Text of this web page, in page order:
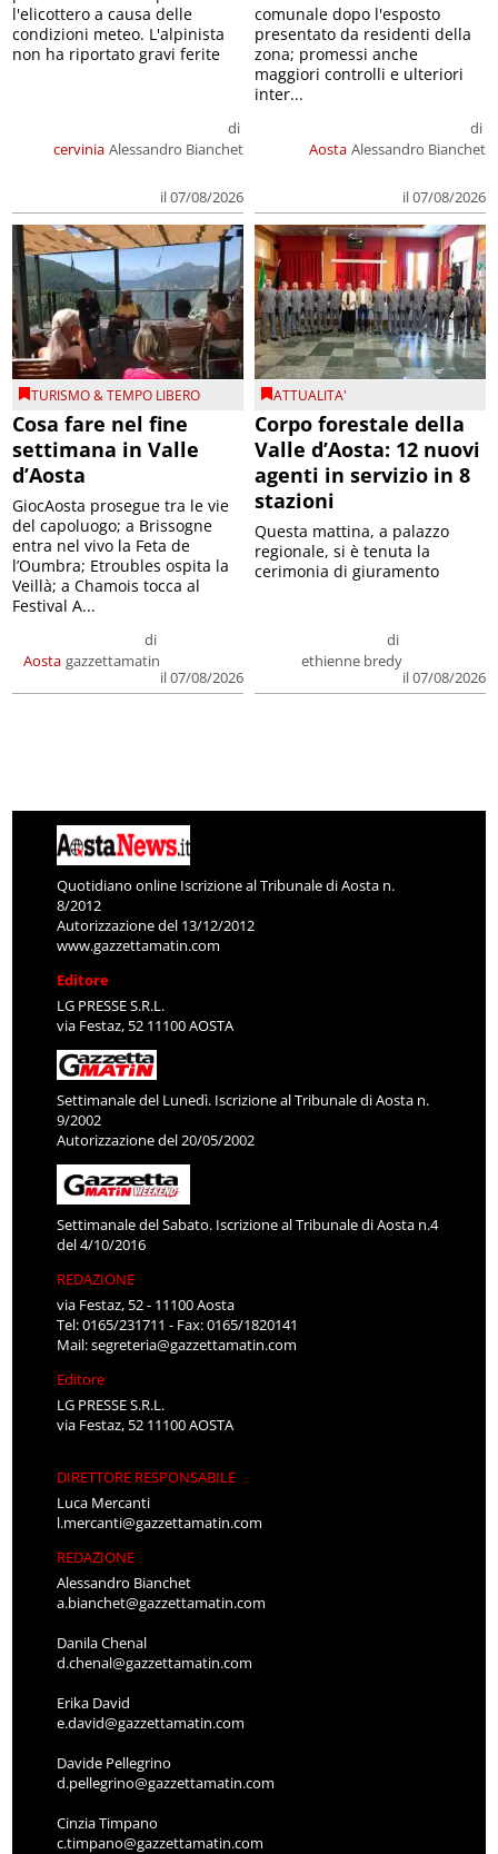
cervinia
di
Alessandro Bianchet
il 07/08/2026
l'elicottero a causa delle
condizioni meteo. L'alpinista
non ha riportato gravi ferite
Aosta
di
Alessandro Bianchet
il 07/08/2026
comunale dopo l'esposto
presentato da residenti della
zona; promessi anche
maggiori controlli e ulteriori
inter...
TURISMO & TEMPO LIBERO
Cosa fare nel fine
settimana in Valle
d’Aosta
Aosta
di
gazzettamatin
il 07/08/2026
GiocAosta prosegue tra le vie
del capoluogo; a Brissogne
entra nel vivo la Feta de
l’Oumbra; Etroubles ospita la
Veillà; a Chamois tocca al
Festival A...
ATTUALITA'
Corpo forestale della
Valle d’Aosta: 12 nuovi
agenti in servizio in 8
stazioni
di
ethienne bredy
il 07/08/2026
Questa mattina, a palazzo
regionale, si è tenuta la
cerimonia di giuramento
Quotidiano online Iscrizione al Tribunale di Aosta n.
8/2012
Autorizzazione del 13/12/2012
www.gazzettamatin.com
Editore
LG PRESSE S.R.L.
via Festaz, 52 11100 AOSTA
Settimanale del Lunedì. Iscrizione al Tribunale di Aosta n.
9/2002
Autorizzazione del 20/05/2002
Settimanale del Sabato. Iscrizione al Tribunale di Aosta n.4
del 4/10/2016
REDAZIONE
via Festaz, 52 - 11100 Aosta
Tel: 0165/231711 - Fax: 0165/1820141
Mail:segreteria@gazzettamatin.com
Editore
LG PRESSE S.R.L.
via Festaz, 52 11100 AOSTA
DIRETTORE RESPONSABILE
Luca Mercanti
l.mercanti@gazzettamatin.com
REDAZIONE
Alessandro Bianchet
a.bianchet@gazzettamatin.com
Danila Chenal
d.chenal@gazzettamatin.com
Erika David
e.david@gazzettamatin.com
Davide Pellegrino
d.pellegrino@gazzettamatin.com
Cinzia Timpano
c.timpano@gazzettamatin.com